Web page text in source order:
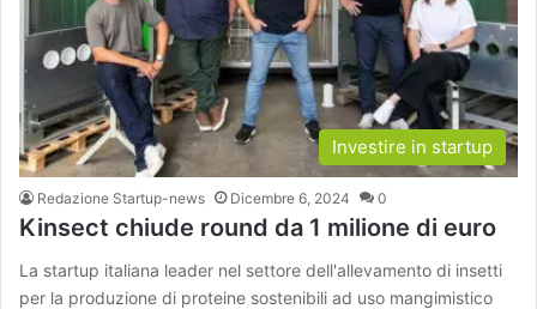
Investire in startup
Redazione Startup-news Dicembre 6, 2024 0
Kinsect chiude round da 1 milione di euro
La startup italiana leader nel settore dell'allevamento di insetti
per la produzione di proteine sostenibili ad uso mangimistico